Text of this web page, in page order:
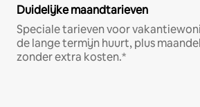
Duidelijke maandtarieven
Speciale tarieven voor
de lange termijn huurt, plus
zonder extra kosten.*